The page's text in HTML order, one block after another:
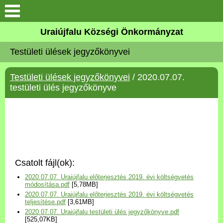
Köszöntő
Elérhetőségek
Uraiújfalu
Választási információk
Versenyképes Járások
Program
Uraiújfalu Községi Önkormányzat
Testületi ülések jegyzőkönyvei
Testületi ülések jegyzőkönyvei / 2020.07.07.
testületi ülés jegyzőkönyve
Csatolt fájl(ok):
2020.07.07. Uraiújfalu előterjesztés 2019. évi költségvetés
módosítása.pdf [5,78MB]
2020.07.07. Uraiújfalu előterjesztés 2019. évi költségvetés
teljesítése.pdf [3,61MB]
2020.07.07. Uraiújfalu testületi ülés jegyzőkönyve.pdf
[525,07KB]